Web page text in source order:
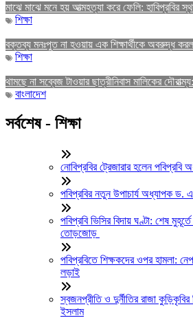
মাঝে মাঝে মনে হয় আত্মহত্যা করে ফেলি: হাবিপ্রবির
শিক্ষা
বক্তব্য মনঃপুত না হওয়ায় এক শিক্ষার্থীকে অবরুদ্ধ করল
শিক্ষা
থামছে না সব্বেজ টাওয়ার ছাত্রীনিবাস মালিকের
বাংলাদেশ
সর্বশেষ - শিক্ষা
নোবিপ্রবির ট্রেজারার হলেন পবিপ্রবি
পবিপ্রবির নতুন উপাচার্য অধ্যাপক ড.
পবিপ্রবি ভিসির বিদায় ঘণ্টা: শেষ
তোড়জোড়
পবিপ্রবিতে শিক্ষকদের ওপর হামলা:
লড়াই
স্বজনপ্রীতি ও দুর্নীতির রাজা
ইসলাম